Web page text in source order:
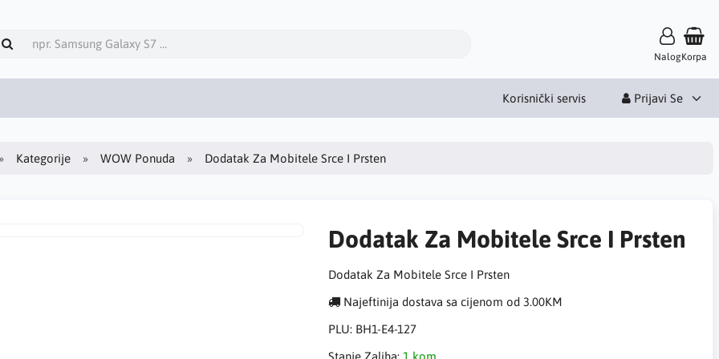
NalogKorpa
Korisnički servis Prijavi Se
Kategorije WOW Ponuda Dodatak Za Mobitele Srce I Prsten
Dodatak Za Mobitele Srce I Prsten
Dodatak Za Mobitele Srce I Prsten
Najeftinija dostava sa cijenom od 3.00KM
PLU: BH1-E4-127
Stanje Zaliha: 1 kom